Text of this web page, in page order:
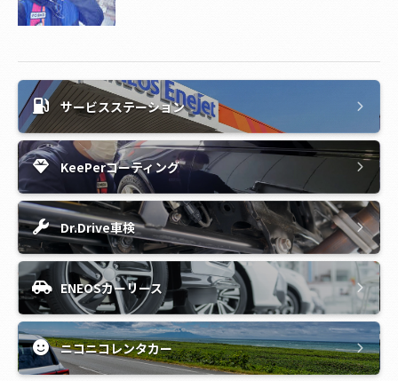
サービスステーション
KeePerコーティング
Dr.Drive車検
ENEOSカーリース
ニコニコレンタカー